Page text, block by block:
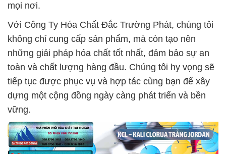
mọi nơi.
Với Công Ty Hóa Chất Đắc Trường Phát, chúng tôi
không chỉ cung cấp sản phẩm, mà còn tạo nên
những giải pháp hóa chất tốt nhất, đảm bảo sự an
toàn và chất lượng hàng đầu. Chúng tôi hy vọng sẽ
tiếp tục được phục vụ và hợp tác cùng bạn để xây
dựng một cộng đồng ngày càng phát triển và bền
vững.